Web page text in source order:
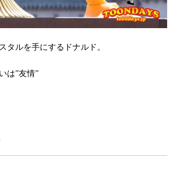
タルを手にするドナルド。
は”友情”